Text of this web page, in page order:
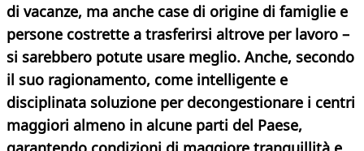
di vacanze, ma anche case di origine di famiglie e
persone costrette a trasferirsi altrove per lavoro –
si sarebbero potute usare meglio. Anche, secondo
il suo ragionamento, come intelligente e
disciplinata soluzione per decongestionare i centri
maggiori almeno in alcune parti del Paese,